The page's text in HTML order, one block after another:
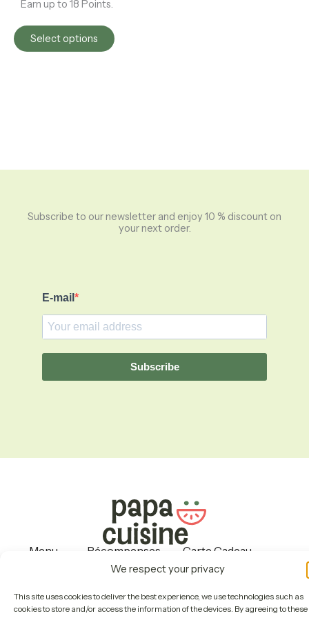
We respect your privacy
This site uses cookies to deliver the best experience, we use technologies such as
cookies to store and/or access the information of the devices. By agreeing to these
Earn up to 18 Points.
Select options
Subscribe to our newsletter and enjoy 10 % discount on
your next order.
E-mail
Subscribe
Menu Récompenses
Carte Cadeau
Contact Us
Politiques
Copyright © 2026 Papa Cuisine